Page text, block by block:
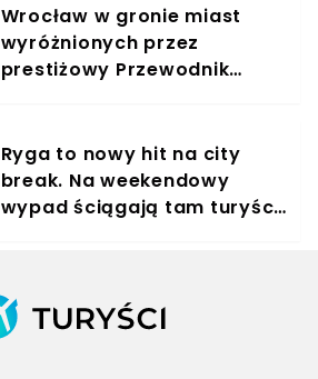
Wrocław w gronie miast
wyróżnionych przez
prestiżowy Przewodnik
Ryga to nowy hit na city
break. Na weekendowy
wypad ściągają tam turyści